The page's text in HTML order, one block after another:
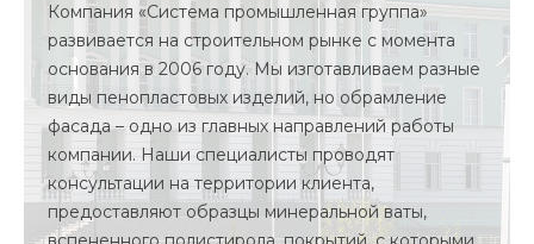
Компания «Система промышленная группа»
развивается на строительном рынке с момента
основания в 2006 году. Мы изготавливаем разные
виды пенопластовых изделий, но обрамление
фасада – одно из главных направлений работы
компании. Наши специалисты проводят
консультации на территории клиента,
предоставляют образцы минеральной ваты,